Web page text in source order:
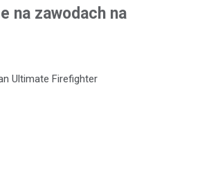
na zawodach na
Ultimate Firefighter